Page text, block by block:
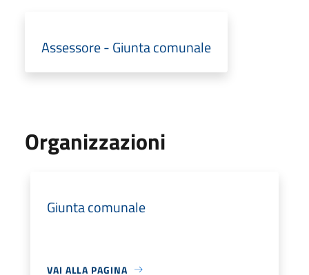
Assessore - Giunta comunale
Organizzazioni
Giunta comunale
VAI ALLA PAGINA